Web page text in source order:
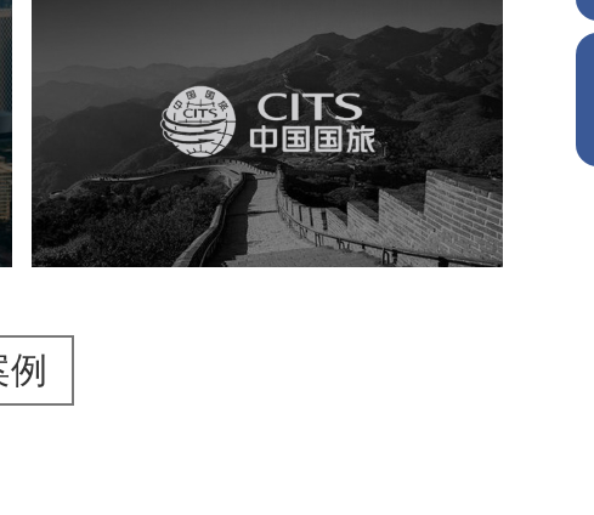
中国国旅
旅游休闲 电商网站 网站建设